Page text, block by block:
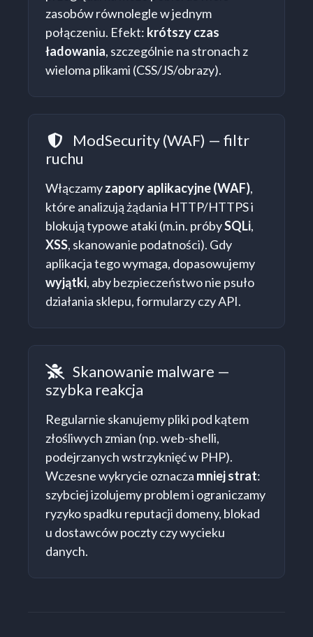
zasobów równolegle w jednym
połączeniu. Efekt: krótszy czas
ładowania, szczególnie na stronach z
wieloma plikami (CSS/JS/obrazy).
WAF
ModSecurity (WAF) — filtr
ruchu
Włączamyzapory aplikacyjne (WAF),
które analizują żądania HTTP/HTTPS i
blokują typowe ataki (m.in. próbySQLi,
XSS, skanowanie podatności). Gdy
aplikacja tego wymaga, dopasowujemy
wyjątki, aby bezpieczeństwo nie psuło
działania sklepu, formularzy czy API.
Skanowanie malware
Skanowanie malware —
szybka reakcja
Regularnie skanujemy pliki pod kątem
złośliwych zmian (np. web-shelli,
podejrzanych wstrzyknięć w PHP).
Wczesne wykrycie oznacza mniej strat:
szybciej izolujemy problem i ograniczamy
ryzyko spadku reputacji domeny, blokad
u dostawców poczty czy wycieku
danych.